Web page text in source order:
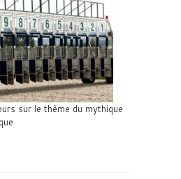
sur le thème du mythique